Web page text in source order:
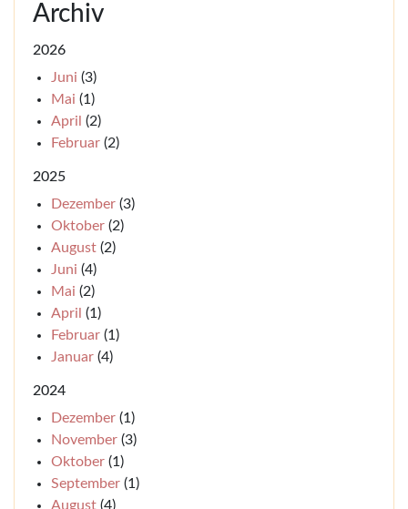
Archiv
2026
Juni (3)
Mai (1)
April (2)
Februar (2)
2025
Dezember (3)
Oktober (2)
August (2)
Juni (4)
Mai (2)
April (1)
Februar (1)
Januar (4)
2024
Dezember (1)
November (3)
Oktober (1)
September (1)
August (4)